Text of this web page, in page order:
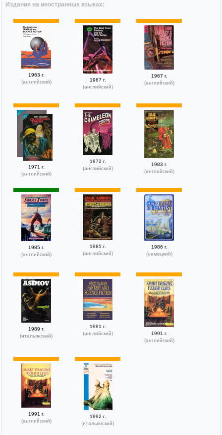
Издания на иностранных языках:
1963 г.
(английский)
1967 г.
(английский)
1967 г.
(английский)
1971 г.
(английский)
1972 г.
(английский)
1983 г.
(английский)
1985 г.
(английский)
1985 г.
(английский)
1986 г.
(немецкий)
1989 г.
(итальянский)
1991 г.
(английский)
1991 г.
(английский)
1991 г.
(английский)
1992 г.
(итальянский)